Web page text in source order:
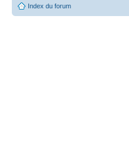
Index du forum